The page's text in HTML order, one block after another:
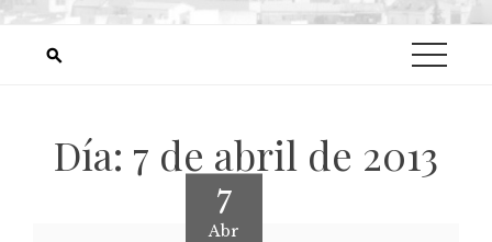
Día: 7 de abril de 2013
7
Abr